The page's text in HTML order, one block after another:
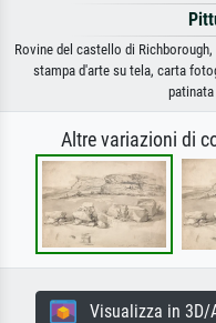
Rovine del castello di
stampa d'arte su tela, carta
Altre variazioni di
Visualizza in 3D/